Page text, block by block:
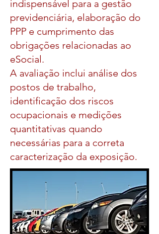
indispensável para a gestão
previdenciária, elaboração do
PPP e cumprimento das
obrigações relacionadas ao
eSocial.
A avaliação inclui análise dos
postos de trabalho,
identificação dos riscos
ocupacionais e medições
quantitativas quando
necessárias para a correta
caracterização da exposição.